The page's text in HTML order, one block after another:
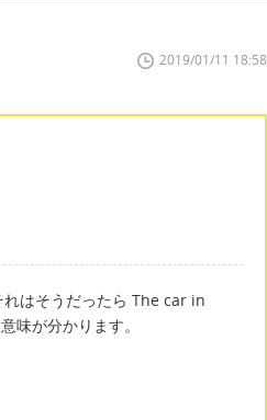
2019/01/11 18:58
はそうだったら The car in
が分かります。